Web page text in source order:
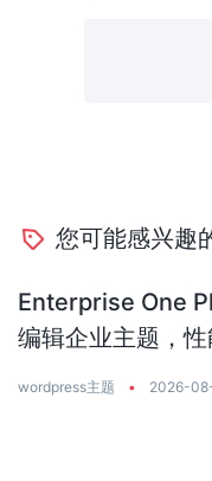
您可能感兴趣
Enterprise One
编辑企业主题，
wordpress主题 • 2026-